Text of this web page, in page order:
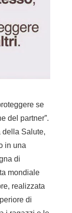
se
del partner”.
della Salute,
in una
di
mondiale
realizzata
di